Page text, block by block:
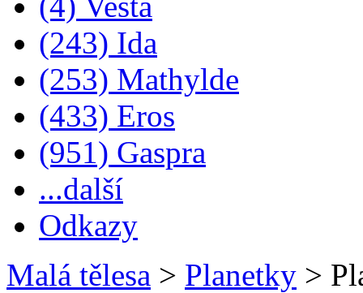
(243) Ida
(253) Mathylde
(433) Eros
(951) Gaspra
...další
Odkazy
Malá tělesa > Planetky >